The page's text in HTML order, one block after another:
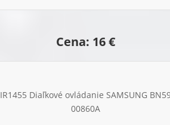
Cena: 16 €
IR1455 Diaľkové ovládanie SAMSUNG
00860A